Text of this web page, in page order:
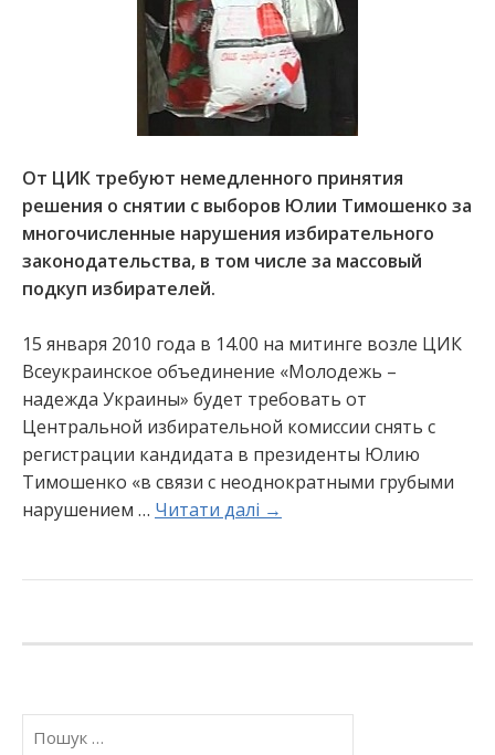
От ЦИК требуют немедленного принятия
решения о снятии с выборов Юлии Тимошенко за
многочисленные нарушения избирательного
законодательства, в том числе за массовый
подкуп избирателей.
15 января 2010 года в 14.00 на митинге возле ЦИК
Всеукраинское объединение «Молодежь –
надежда Украины» будет требовать от
Центральной избирательной комиссии снять с
регистрации кандидата в президенты Юлию
Тимошенко «в связи с неоднократными грубыми
нарушением … Читати далі →
П